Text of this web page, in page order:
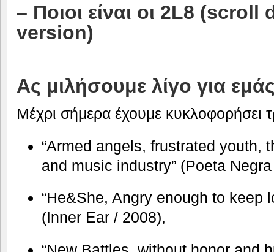
– Ποιοι είναι οι 2L8
version)
Ας μιλήσουμε λίγο για
Μέχρι σήμερα έχουμε κυκλοφορήσει
“Armed angels, frustrated youth,
and music industry” (Poeta
“He&She, Angry enough to keep
(Inner Ear / 2008),